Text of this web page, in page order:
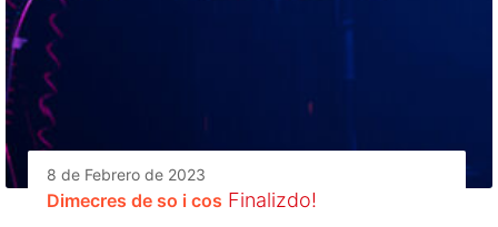
8 de Febrero de 2023
Dimecres de so i cos Finalizdo!